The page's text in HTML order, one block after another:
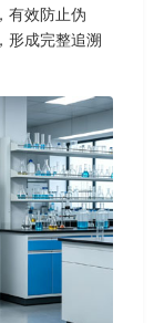
有效防止伪
形成完整追溯